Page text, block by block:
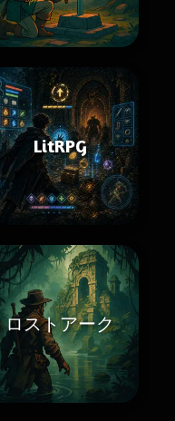
LitRPG
ロストアーク